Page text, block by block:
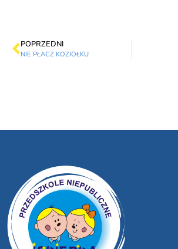
POPRZEDNI
NIE PŁACZ KOZIOŁKU